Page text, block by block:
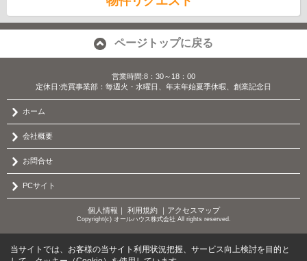
ページトップに戻る
営業時間:8：30～18：00
定休日:売買事業部：毎週火・水曜日、年末年始夏季休暇、創業記念日
ホーム
会社概要
お問合せ
PCサイト
個人情報 ｜ 利用規約｜ アクセスマップ
Copyright(c) オールハウス株式会社 All rights reserved.
当サイトでは、お客様の当サイト利用状況把握、サービス向上検討を目的と